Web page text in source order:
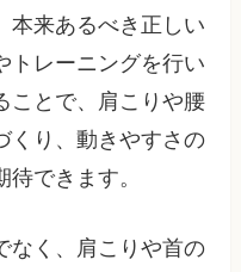
本来あるべき正しい
トレーニングを行い
ことで、肩こりや腰
くり、動きやすさの
できます。
なく、肩こりや首の